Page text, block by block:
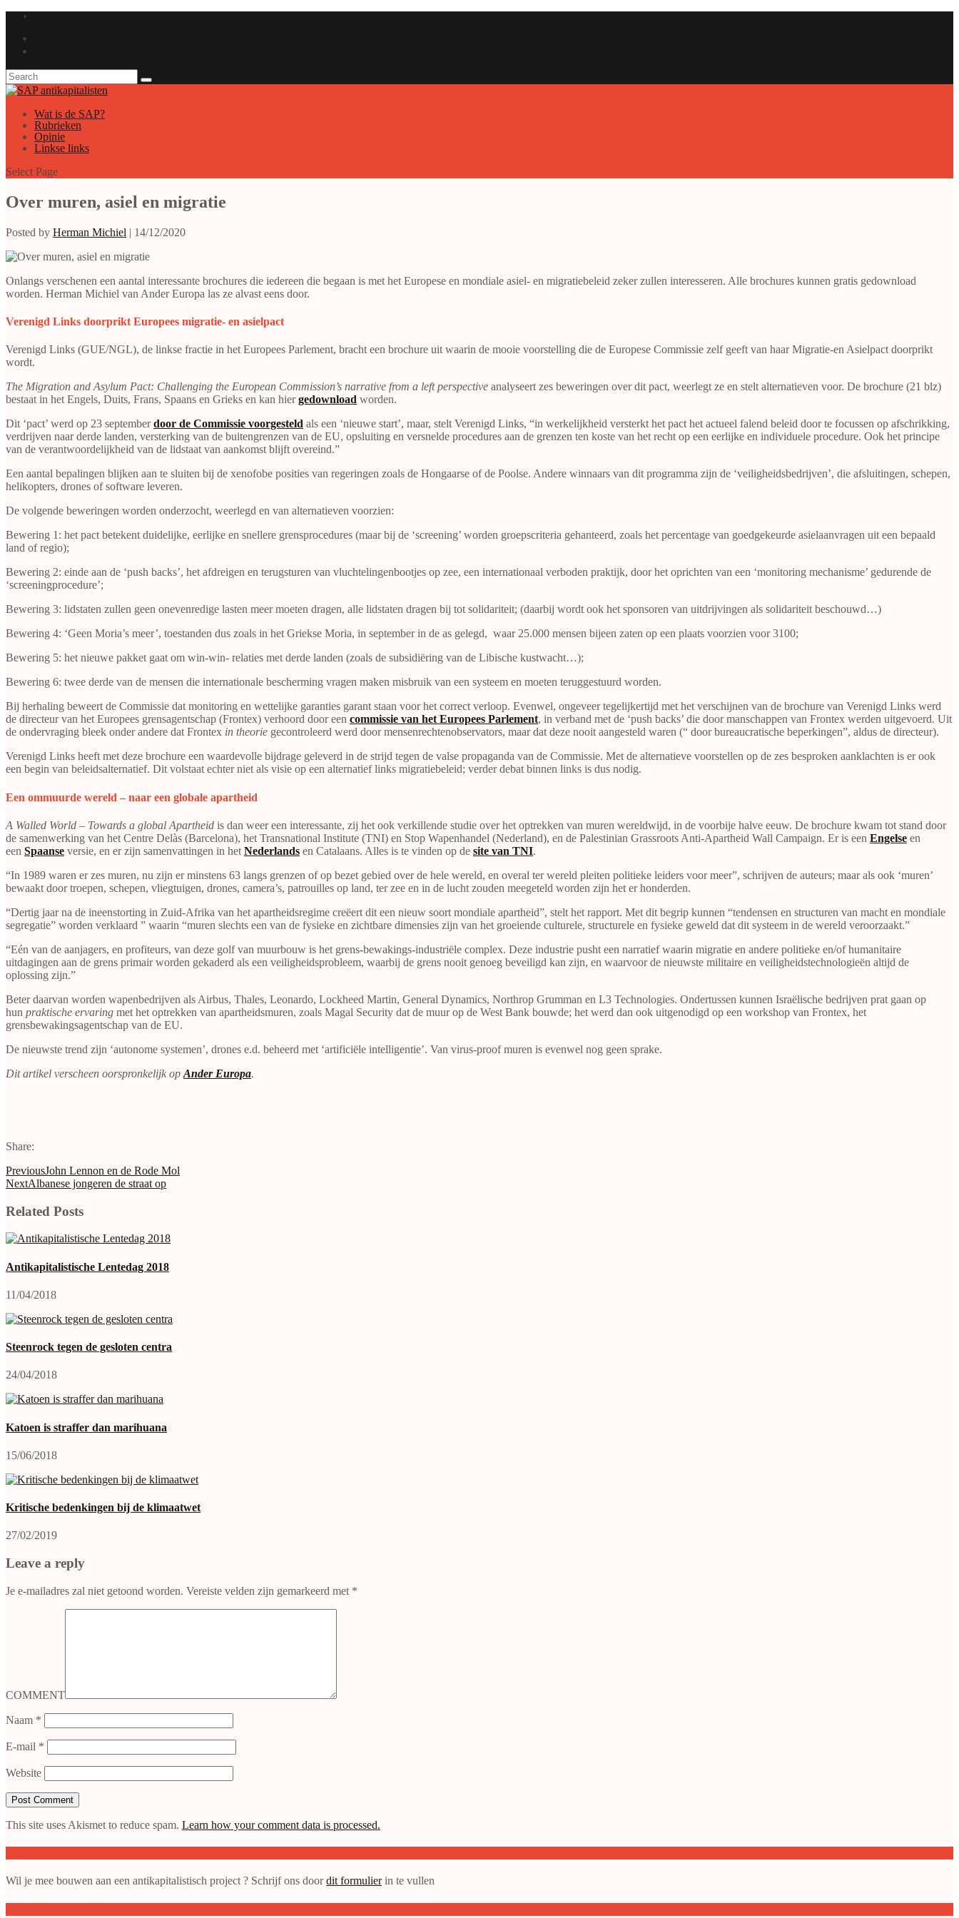
Wat is de SAP?
Rubrieken
Opinie
Linkse links
Select Page
Over muren, asiel en migratie
Posted by Herman Michiel | 14/12/2020
Onlangs verschenen een aantal interessante brochures die iedereen die begaan is met het Europese en mondiale asiel- en migratiebeleid zeker zullen interesseren. Alle brochures kunnen gratis gedownload
worden. Herman Michiel van Ander Europa las ze alvast eens door.
Verenigd Links doorprikt Europees migratie- en asielpact
Verenigd Links (GUE/NGL), de linkse fractie in het Europees Parlement, bracht een brochure uit waarin de mooie voorstelling die de Europese Commissie zelf geeft van haar Migratie-en Asielpact doorprikt
wordt.
The Migration and Asylum Pact: Challenging the European Commission’s narrative from a left perspective analyseert zes beweringen over dit pact, weerlegt ze en stelt alternatieven voor. De brochure (21 blz)
bestaat in het Engels, Duits, Frans, Spaans en Grieks en kan hiergedownload worden.
Dit ‘pact’ werd op 23 septemberdoor de Commissie voorgesteld als een ‘nieuwe start’, maar, stelt Verenigd Links, “in werkelijkheid versterkt het pact het actueel falend beleid door te focussen op afschrikking,
verdrijven naar derde landen, versterking van de buitengrenzen van de EU, opsluiting en versnelde procedures aan de grenzen ten koste van het recht op een eerlijke en individuele procedure. Ook het principe
van de verantwoordelijkheid van de lidstaat van aankomst blijft overeind.”
Een aantal bepalingen blijken aan te sluiten bij de xenofobe posities van regeringen zoals de Hongaarse of de Poolse. Andere winnaars van dit programma zijn de ‘veiligheidsbedrijven’, die afsluitingen, schepen,
helikopters, drones of software leveren.
De volgende beweringen worden onderzocht, weerlegd en van alternatieven voorzien:
Bewering 1: het pact betekent duidelijke, eerlijke en snellere grensprocedures (maar bij de ‘screening’ worden groepscriteria gehanteerd, zoals het percentage van goedgekeurde asielaanvragen uit een bepaald
land of regio);
Bewering 2: einde aan de ‘push backs’, het afdreigen en terugsturen van vluchtelingenbootjes op zee, een internationaal verboden praktijk, door het oprichten van een ‘monitoring mechanisme’ gedurende de
‘screeningprocedure’;
Bewering 3: lidstaten zullen geen onevenredige lasten meer moeten dragen, alle lidstaten dragen bij tot solidariteit; (daarbij wordt ook het sponsoren van uitdrijvingen als solidariteit beschouwd…)
Bewering 4: ‘Geen Moria’s meer’, toestanden dus zoals in het Griekse Moria, in september in de as gelegd, waar 25.000 mensen bijeen zaten op een plaats voorzien voor 3100;
Bewering 5: het nieuwe pakket gaat om win-win- relaties met derde landen (zoals de subsidiëring van de Libische kustwacht…);
Bewering 6: twee derde van de mensen die internationale bescherming vragen maken misbruik van een systeem en moeten teruggestuurd worden.
Bij herhaling beweert de Commissie dat monitoring en wettelijke garanties garant staan voor het correct verloop. Evenwel, ongeveer tegelijkertijd met het verschijnen van de brochure van Verenigd Links werd
de directeur van het Europees grensagentschap (Frontex) verhoord door een commissie van het Europees Parlement, in verband met de ‘push backs’ die door manschappen van Frontex werden uitgevoerd. Uit
de ondervraging bleek onder andere dat Frontex in theorie gecontroleerd werd door mensenrechtenobservators, maar dat deze nooit aangesteld waren (“ door bureaucratische beperkingen”, aldus de directeur).
Verenigd Links heeft met deze brochure een waardevolle bijdrage geleverd in de strijd tegen de valse propaganda van de Commissie. Met de alternatieve voorstellen op de zes besproken aanklachten is er ook
een begin van beleidsalternatief. Dit volstaat echter niet als visie op een alternatief links migratiebeleid; verder debat binnen links is dus nodig.
Een ommuurde wereld – naar een globale apartheid
A Walled World – Towards a global Apartheid is dan weer een interessante, zij het ook verkillende studie over het optrekken van muren wereldwijd, in de voorbije halve eeuw. De brochure kwam tot stand door
de samenwerking van het Centre Delàs (Barcelona), het Transnational Institute (TNI) en Stop Wapenhandel (Nederland), en de Palestinian Grassroots Anti-Apartheid Wall Campaign. Er is een Engelse en
een Spaanse versie, en er zijn samenvattingen in het Nederlands en Catalaans. Alles is te vinden op de site van TNI.
“In 1989 waren er zes muren, nu zijn er minstens 63 langs grenzen of op bezet gebied over de hele wereld, en overal ter wereld pleiten politieke leiders voor meer”, schrijven de auteurs; maar als ook ‘muren’
bewaakt door troepen, schepen, vliegtuigen, drones, camera’s, patrouilles op land, ter zee en in de lucht zouden meegeteld worden zijn het er honderden.
“Dertig jaar na de ineenstorting in Zuid-Afrika van het apartheidsregime creëert dit een nieuw soort mondiale apartheid”, stelt het rapport. Met dit begrip kunnen “tendensen en structuren van macht en mondiale
segregatie” worden verklaard ” waarin “muren slechts een van de fysieke en zichtbare dimensies zijn van het groeiende culturele, structurele en fysieke geweld dat dit systeem in de wereld veroorzaakt.”
“Eén van de aanjagers, en profiteurs, van deze golf van muurbouw is het grens-bewakings-industriële complex. Deze industrie pusht een narratief waarin migratie en andere politieke en/of humanitaire
uitdagingen aan de grens primair worden gekaderd als een veiligheidsprobleem, waarbij de grens nooit genoeg beveiligd kan zijn, en waarvoor de nieuwste militaire en veiligheidstechnologieën altijd de
oplossing zijn.”
Beter daarvan worden wapenbedrijven als Airbus, Thales, Leonardo, Lockheed Martin, General Dynamics, Northrop Grumman en L3 Technologies. Ondertussen kunnen Israëlische bedrijven prat gaan op
hun praktische ervaring met het optrekken van apartheidsmuren, zoals Magal Security dat de muur op de West Bank bouwde; het werd dan ook uitgenodigd op een workshop van Frontex, het
grensbewakingsagentschap van de EU.
De nieuwste trend zijn ‘autonome systemen’, drones e.d. beheerd met ‘artificiële intelligentie’. Van virus-proof muren is evenwel nog geen sprake.
Dit artikel verscheen oorspronkelijk op Ander Europa.
Share:
PreviousJohn Lennon en de Rode Mol
NextAlbanese jongeren de straat op
Related Posts
Antikapitalistische Lentedag 2018
11/04/2018
Steenrock tegen de gesloten centra
24/04/2018
Katoen is straffer dan marihuana
15/06/2018
Kritische bedenkingen bij de klimaatwet
27/02/2019
Leave a reply
Je e-mailadres zal niet getoond worden. Vereiste velden zijn gemarkeerd met *
COMMENT
Naam *
E-mail *
Website
This site uses Akismet to reduce spam. Learn how your comment data is processed.
Wil je mee bouwen aan een antikapitalistisch project ? Schrijf ons doordit formulierin te vullen